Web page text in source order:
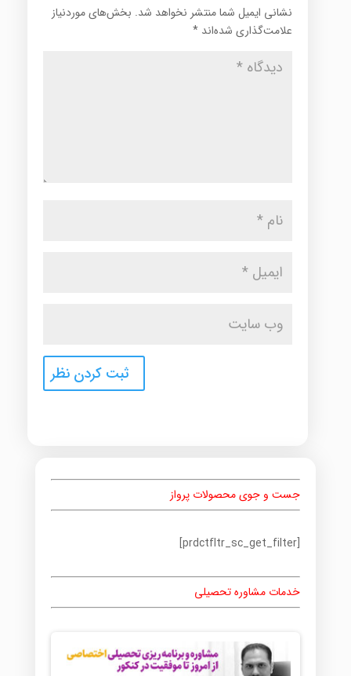
نشانی ایمیل شما منتشر نخواهد شد. بخش‌های موردنیاز
علامت‌گذاری شده‌اند *
جست و جوی محصولات پرواز
[prdctfltr_sc_get_filter]
خدمات مشاوره تحصیلی